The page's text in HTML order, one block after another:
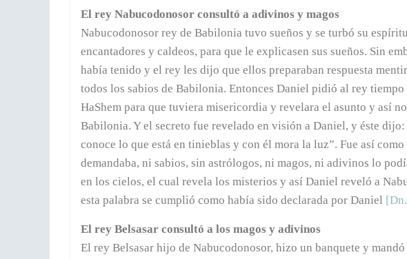
El rey Nabucodonosor consultó a adivinos y magos
Nabucodonosor rey de Babilonia tuvo sueños y se turbó su
encantadores y caldeos, para que le explicasen sus sueños. Sin
había tenido y el rey les dijo que ellos preparaban respuesta
todos los sabios de Babilonia. Entonces Daniel pidió al rey
HaShem para que tuviera misericordia y revelara el asunto y así
Babilonia. Y el secreto fue revelado en visión a Daniel, y éste
conoce lo que está en tinieblas y con él mora la luz”. Fue así
demandaba, ni sabios, sin astrólogos, ni magos, ni adivinos lo
en los cielos, el cual revela los misterios y así Daniel reveló a
esta palabra se cumplió como había sido declarada por Daniel
El rey Belsasar consultó a los magos y adivinos
El rey Belsasar hijo de Nabucodonosor, hizo un banquete y